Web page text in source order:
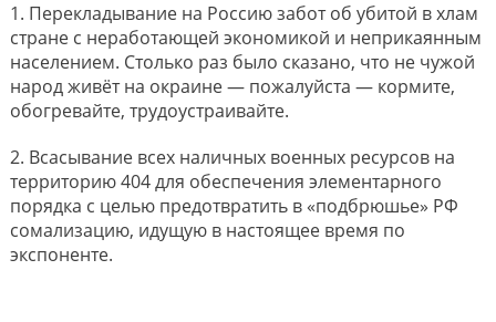
1. Перекладывание на Россию забот об убитой в хлам
стране с неработающей экономикой и неприкаянным
населением. Столько раз было сказано, что не чужой
народ живёт на окраине — пожалуйста — кормите,
обогревайте, трудоустраивайте.
2. Всасывание всех наличных военных ресурсов на
территорию 404 для обеспечения элементарного
порядка с целью предотвратить в «подбрюшье» РФ
сомализацию, идущую в настоящее время по
экспоненте.